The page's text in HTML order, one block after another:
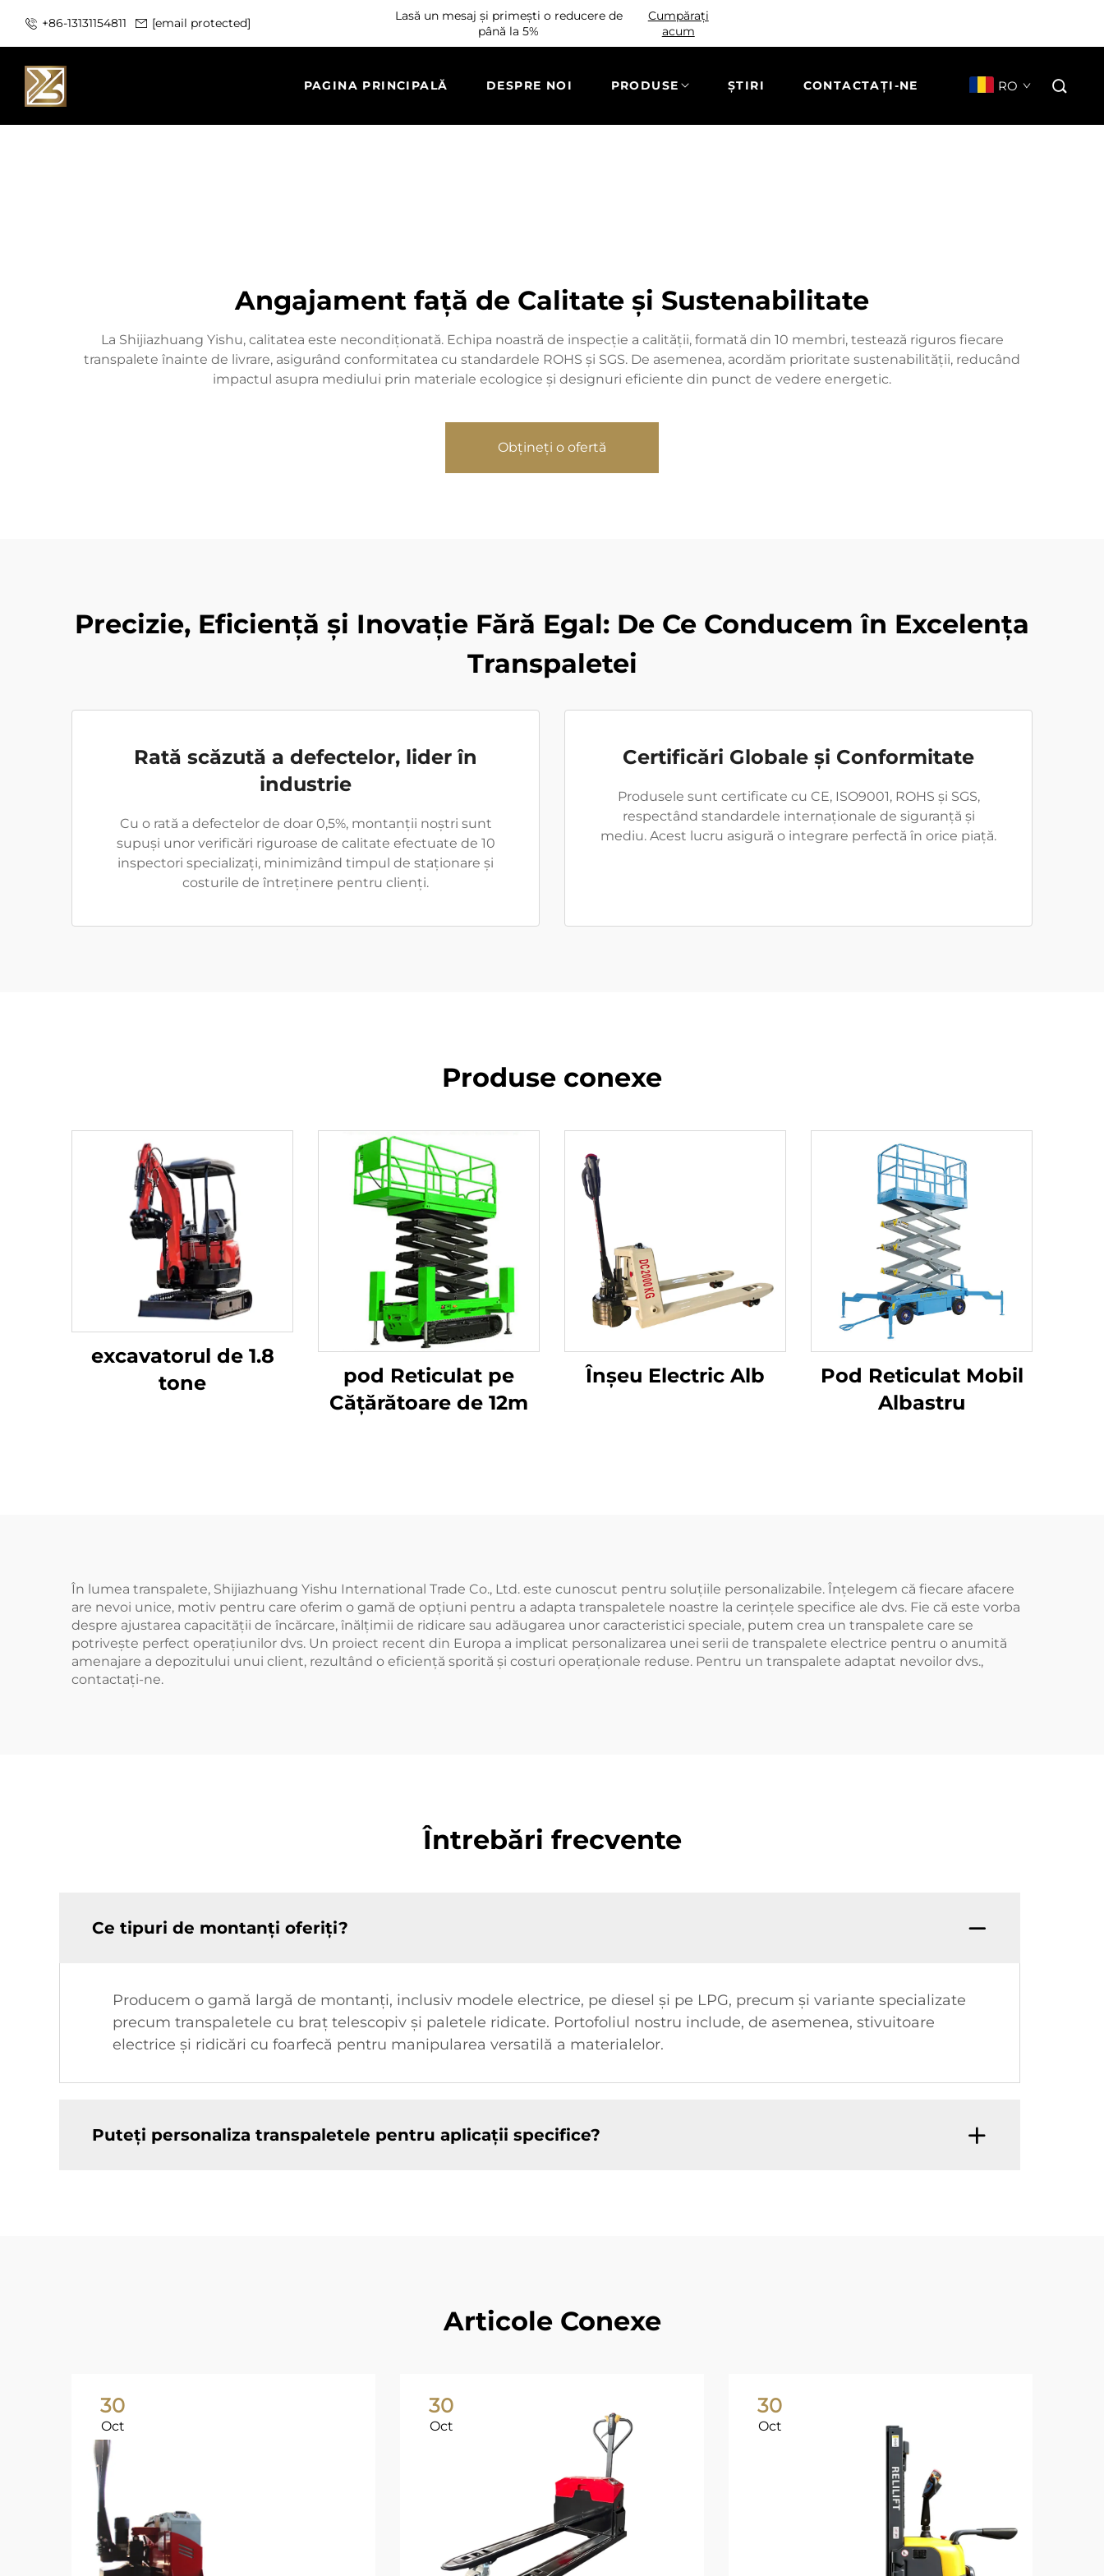
+86-13131154811 [email protected]
Lasă un mesaj și primești o reducere de
până la 5%
Cumpărați
acum
PAGINA PRINCIPALĂ DESPRE NOI PRODUSE ȘTIRI CONTACTAȚI-NE RO
Angajament față de Calitate și Sustenabilitate
La Shijiazhuang Yishu, calitatea este necondiționată. Echipa noastră de inspecție a calității, formată din 10 membri, testează riguros fiecare
transpalete înainte de livrare, asigurând conformitatea cu standardele ROHS și SGS. De asemenea, acordăm prioritate sustenabilității, reducând
impactul asupra mediului prin materiale ecologice și designuri eficiente din punct de vedere energetic.
Obțineți o ofertă
Precizie, Eficiență și Inovație Fără Egal: De Ce Conducem în Excelența
Transpaletei
Rată scăzută a defectelor, lider în
industrie
Cu o rată a defectelor de doar 0,5%, montanții noștri sunt
supuși unor verificări riguroase de calitate efectuate de 10
inspectori specializați, minimizând timpul de staționare și
costurile de întreținere pentru clienți.
Certificări Globale și Conformitate
Produsele sunt certificate cu CE, ISO9001, ROHS și SGS,
respectând standardele internaționale de siguranță și
mediu. Acest lucru asigură o integrare perfectă în orice piață.
Produse conexe
excavatorul de 1.8
tone
pod Reticulat pe
Cățărătoare de 12m
Înșeu Electric Alb
Pod Reticulat Mobil
Albastru
În lumea transpalete, Shijiazhuang Yishu International Trade Co., Ltd. este cunoscut pentru soluțiile personalizabile. Înțelegem că fiecare afacere
are nevoi unice, motiv pentru care oferim o gamă de opțiuni pentru a adapta transpaletele noastre la cerințele specifice ale dvs. Fie că este vorba
despre ajustarea capacității de încărcare, înălțimii de ridicare sau adăugarea unor caracteristici speciale, putem crea un transpalete care se
potrivește perfect operațiunilor dvs. Un proiect recent din Europa a implicat personalizarea unei serii de transpalete electrice pentru o anumită
amenajare a depozitului unui client, rezultând o eficiență sporită și costuri operaționale reduse. Pentru un transpalete adaptat nevoilor dvs.,
contactați-ne.
Întrebări frecvente
Ce tipuri de montanți oferiți?
Producem o gamă largă de montanți, inclusiv modele electrice, pe diesel și pe LPG, precum și variante specializate
precum transpaletele cu braț telescopiv și paletele ridicate. Portofoliul nostru include, de asemenea, stivuitoare
electrice și ridicări cu foarfecă pentru manipularea versatilă a materialelor.
Puteți personaliza transpaletele pentru aplicații specifice?
Articole Conexe
30
Oct
30
Oct
30
Oct